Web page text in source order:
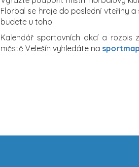
Florbal se hraje do poslední vteřiny a
budete u toho!
Kalendář sportovních akcí a rozpis
městě Velešín vyhledáte na